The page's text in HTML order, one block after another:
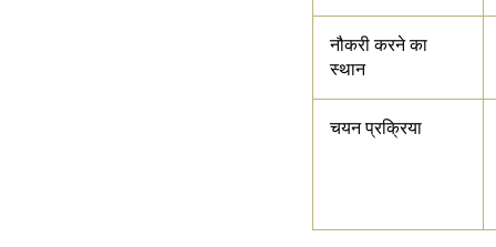
नौकरी करने का
स्थान
चयन प्रक्रिया